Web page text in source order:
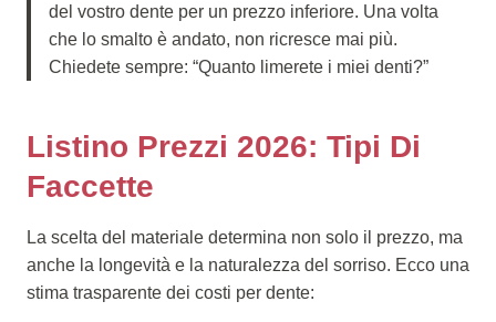
del vostro dente per un prezzo inferiore. Una volta
che lo smalto è andato, non ricresce mai più.
Chiedete sempre: “Quanto limerete i miei denti?”
Listino Prezzi 2026: Tipi Di
Faccette
La scelta del materiale determina non solo il prezzo, ma
anche la longevità e la naturalezza del sorriso. Ecco una
stima trasparente dei costi per dente: